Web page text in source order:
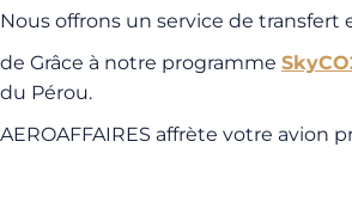
Nous offrons un service de
de Grâce à notre programme
du Pérou.
AEROAFFAIRES affrète votre avion